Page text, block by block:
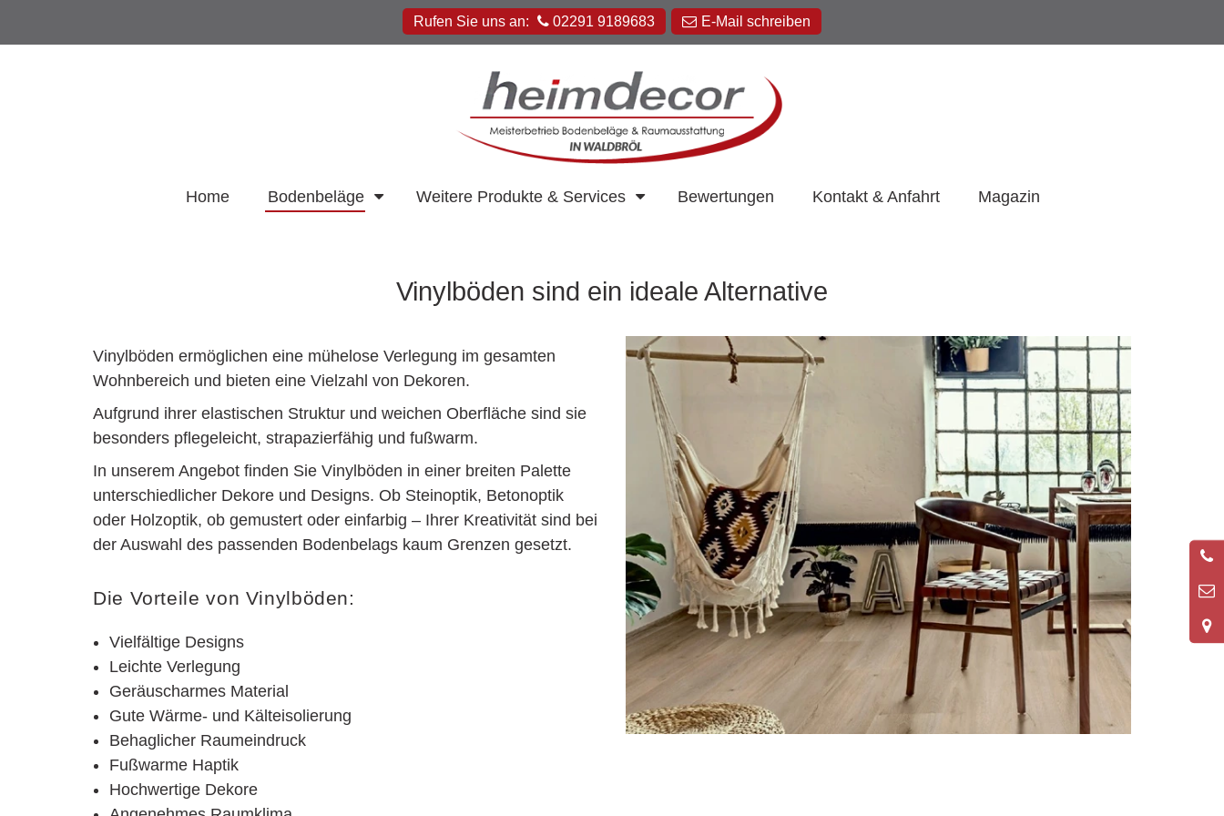
Rufen Sie uns an: 02291 9189683 E-Mail schreiben
Müller
Home Bodenbeläge Weitere Produkte & Services Bewertungen Kontakt & Anfahrt Magazin
Vinylböden sind ein ideale Alternative
Vinylböden ermöglichen eine mühelose Verlegung im gesamten
Wohnbereich und bieten eine Vielzahl von Dekoren.
Aufgrund ihrer elastischen Struktur und weichen Oberfläche sind sie
besonders pflegeleicht, strapazierfähig und fußwarm.
In unserem Angebot finden Sie Vinylböden in einer breiten Palette
unterschiedlicher Dekore und Designs. Ob Steinoptik, Betonoptik
oder Holzoptik, ob gemustert oder einfarbig – Ihrer Kreativität sind bei
der Auswahl des passenden Bodenbelags kaum Grenzen gesetzt.
Die Vorteile von Vinylböden:
Vielfältige Designs
Leichte Verlegung
Geräuscharmes Material
Gute Wärme- und Kälteisolierung
Behaglicher Raumeindruck
Fußwarme Haptik
Hochwertige Dekore